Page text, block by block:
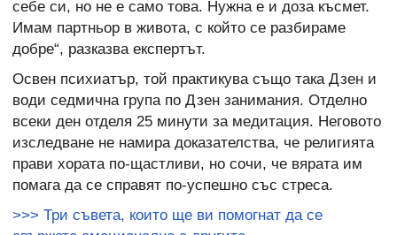
себе си, но не е само това. Нужна е и доза късмет.
Имам партньор в живота, с който се разбираме
добре“, разказва експертът.
Освен психиатър, той практикува също така Дзен и
води седмична група по Дзен занимания. Отделно
всеки ден отделя 25 минути за медитация. Неговото
изследване не намира доказателства, че религията
прави хората по-щастливи, но сочи, че вярата им
помага да се справят по-успешно със стреса.
>>> Три съвета, които ще ви помогнат да се